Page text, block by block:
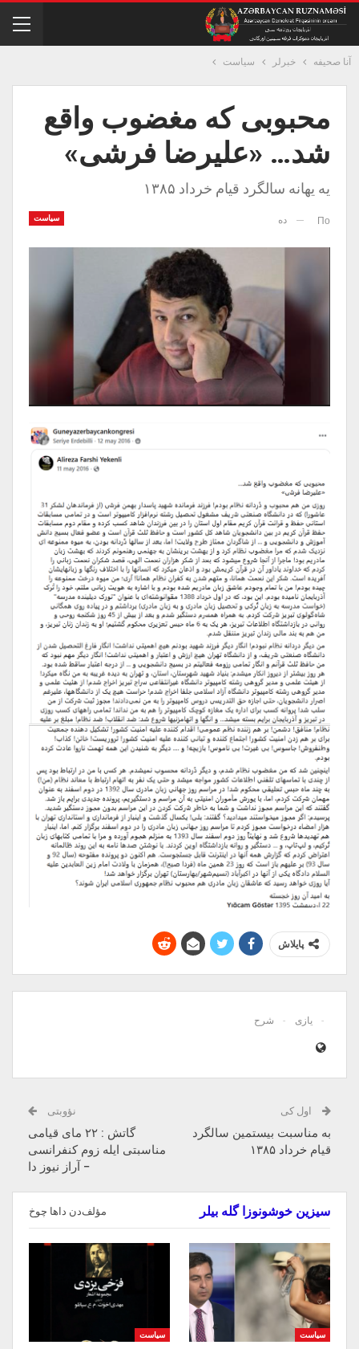
آنا صحیفه خبرلر سیاست
محبوبی که مغضوب واقع
شد… «علیرضا فرشی»
یه یهانه سالگرد قیام خرداد ۱۳۸۵
سیاست По ده
پایلاش
یازی شرح
اول کی
به مناسبت بیستمین سالگرد
قیام خرداد ۱۳۸۵
نؤوبتی
گاتش : ۲۲ مای قیامی
مناسبتی ایله زوم کنفرانسی
− آراز نیوز دا
سیزین خوشونوزا گله بیلر مؤلف‌دن داها چوخ
سیاست سیاست